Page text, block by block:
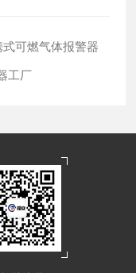
可燃气体报警器
工厂